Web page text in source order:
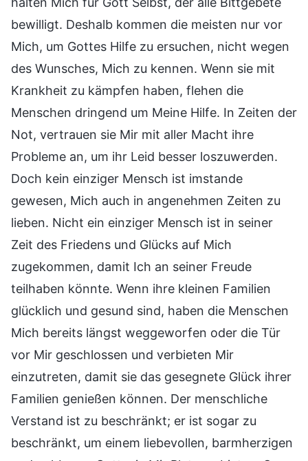
bewilligt. Deshalb kommen die meisten nur vor
Mich, um Gottes Hilfe zu ersuchen, nicht wegen
des Wunsches, Mich zu kennen. Wenn sie mit
Krankheit zu kämpfen haben, flehen die
Menschen dringend um Meine Hilfe. In Zeiten der
Not, vertrauen sie Mir mit aller Macht ihre
Probleme an, um ihr Leid besser loszuwerden.
Doch kein einziger Mensch ist imstande
gewesen, Mich auch in angenehmen Zeiten zu
lieben. Nicht ein einziger Mensch ist in seiner
Zeit des Friedens und Glücks auf Mich
zugekommen, damit Ich an seiner Freude
teilhaben könnte. Wenn ihre kleinen Familien
glücklich und gesund sind, haben die Menschen
Mich bereits längst weggeworfen oder die Tür
vor Mir geschlossen und verbieten Mir
einzutreten, damit sie das gesegnete Glück ihrer
Familien genießen können. Der menschliche
Verstand ist zu beschränkt; er ist sogar zu
beschränkt, um einem liebevollen, barmherzigen